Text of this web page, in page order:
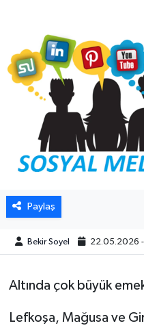
Paylaş
Bekir Soyel 22.05.2026
Altında çok büyük
Lefkoşa, Mağusa ve